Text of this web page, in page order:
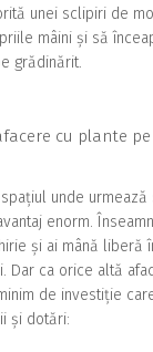
unei sclipiri de
mâini și să
grădinărit.
cu plante
unde
enorm.
și ai mână liberă
Dar ca orice altă
de investiție
și dotări: